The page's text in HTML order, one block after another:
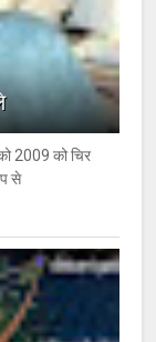
2009 को चिर
से